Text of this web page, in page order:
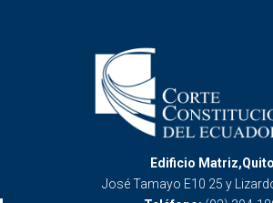
Edificio
José Tamayo E10 25 y